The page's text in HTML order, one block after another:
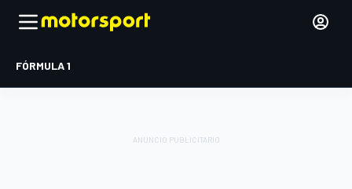
FÓRMULA 1